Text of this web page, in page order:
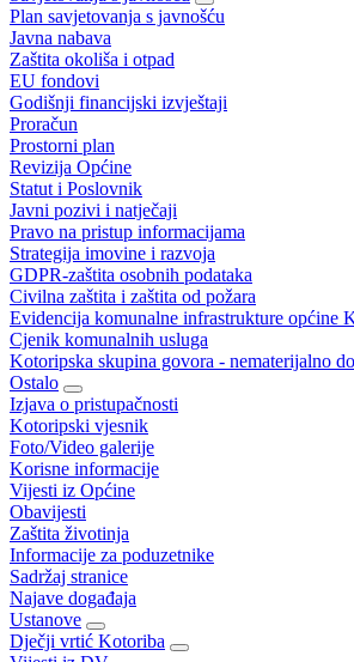
Plan savjetovanja s javnošću
Javna nabava
Zaštita okoliša i otpad
EU fondovi
Godišnji financijski izvještaji
Proračun
Prostorni plan
Revizija Općine
Statut i Poslovnik
Javni pozivi i natječaji
Pravo na pristup informacijama
Strategija imovine i razvoja
GDPR-zaštita osobnih podataka
Civilna zaštita i zaštita od požara
Evidencija komunalne infrastrukture općine
Cjenik komunalnih usluga
Kotoripska skupina govora - nematerijalno
Ostalo
Izjava o pristupačnosti
Kotoripski vjesnik
Foto/Video galerije
Korisne informacije
Vijesti iz Općine
Obavijesti
Zaštita životinja
Informacije za poduzetnike
Sadržaj stranice
Najave događaja
Ustanove
Dječji vrtić Kotoriba